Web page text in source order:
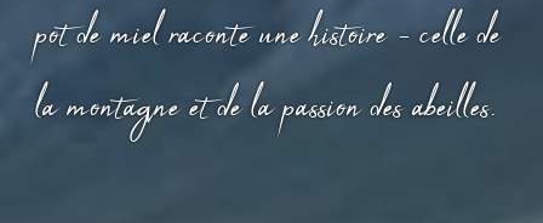
pot de miel raconte une histoire - celle de
la montagne et de la passion des abeilles.